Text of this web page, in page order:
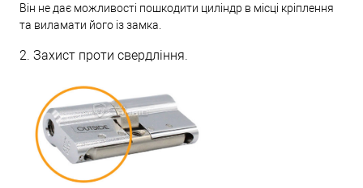
Він не дає можливості пошкодити циліндр в місці кріплення
та виламати його із замка.
2. Захист проти свердління.